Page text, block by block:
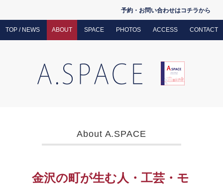
予約・お問い合わせはコチラから
TOP / NEWS ABOUT SPACE PHOTOS ACCESS CONTACT
About A.SPACE
金沢の町が生む人・工芸・モ